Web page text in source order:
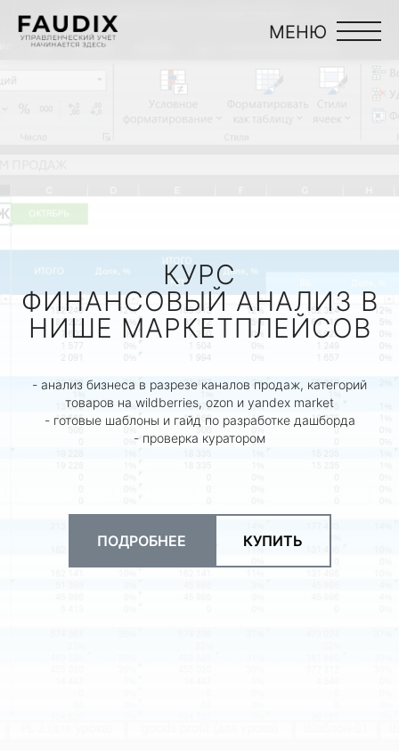
МЕНЮ
КУРС
ФИНАНСОВЫЙ АНАЛИЗ В
НИШЕ МАРКЕТПЛЕЙСОВ
- анализ бизнеса в разрезе каналов продаж, категорий
товаров на wildberries, ozon и yandex market
- готовые шаблоны и гайд по разработке дашборда
- проверка куратором
ПОДРОБНЕЕ КУПИТЬ